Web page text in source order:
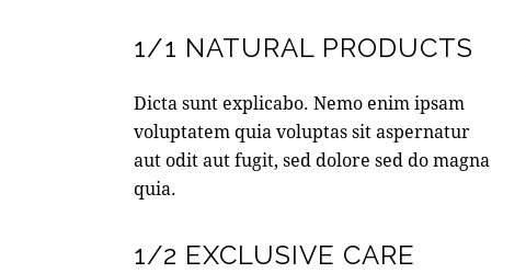
1/1 NATURAL PRODUCTS
Dicta sunt explicabo. Nemo enim ipsam
voluptatem quia voluptas sit aspernatur
aut odit aut fugit, sed dolore sed do magna
quia.
1/2 EXCLUSIVE CARE